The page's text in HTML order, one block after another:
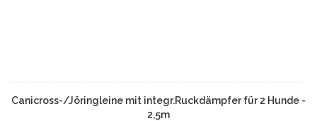
Canicross-/Jöringleine mit integr.Ruckdämpfer für 2 Hunde -
2,5m